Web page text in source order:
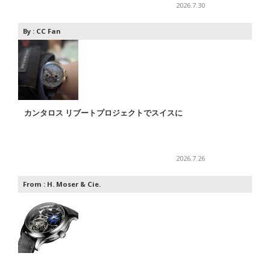
2026.7.30
By : CC Fan
カンタロス リブートプロジェクトでスイスに
2026.7.26
From : H. Moser & Cie.